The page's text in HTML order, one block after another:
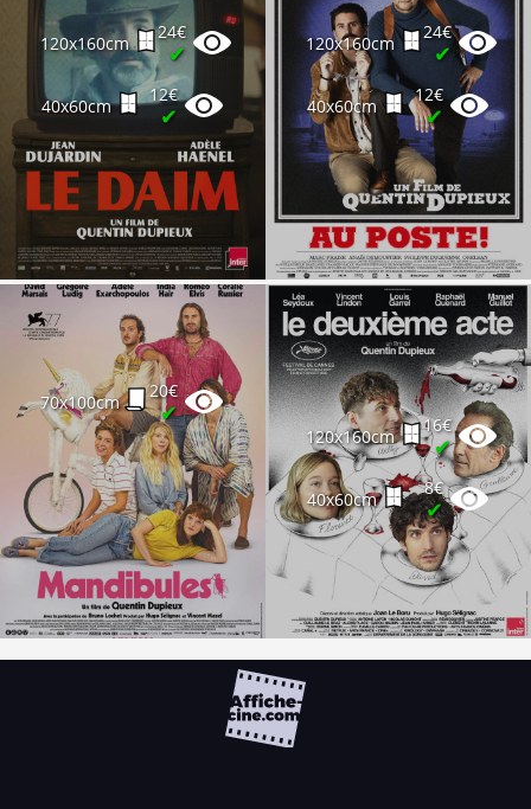
120x160cm
24€
✔
40x60cm
12€
✔
120x160cm
24€
✔
40x60cm
12€
✔
70x100cm
20€
✔
120x160cm
16€
✔
40x60cm
8€
✔